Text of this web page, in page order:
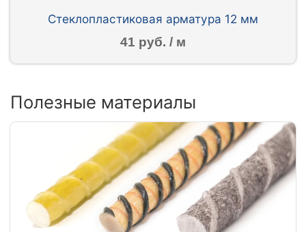
Стеклопластиковая арматура 12 мм
41 руб. / м
Полезные материалы